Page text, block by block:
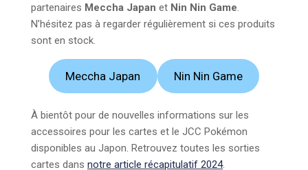
partenaires Meccha Japan et Nin Nin Game.
N’hésitez pas à regarder régulièrement si ces produits
sont en stock.
Meccha Japan Nin Nin Game
À bientôt pour de nouvelles informations sur les
accessoires pour les cartes et le JCC Pokémon
disponibles au Japon. Retrouvez toutes les sorties
cartes dans notre article récapitulatif 2024.